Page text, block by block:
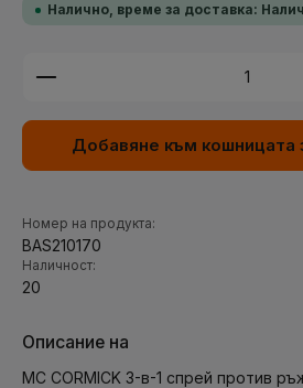
Налично, време за доставка:
Количество на продукта:
Добавяне към кошницата
Номер на продукта:
BAS210170
Наличност:
20
Описание на
MC CORMICK 3-в-1 спрей против